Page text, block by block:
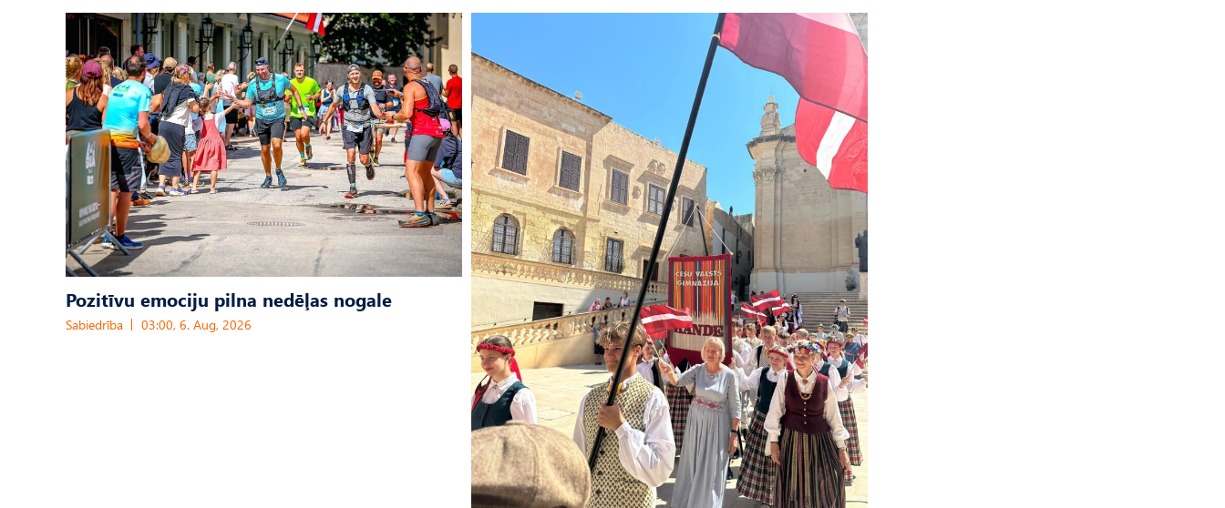
Pozitīvu emociju pilna nedēļas nogale
Sabiedrība 03:00, 6. Aug, 2026